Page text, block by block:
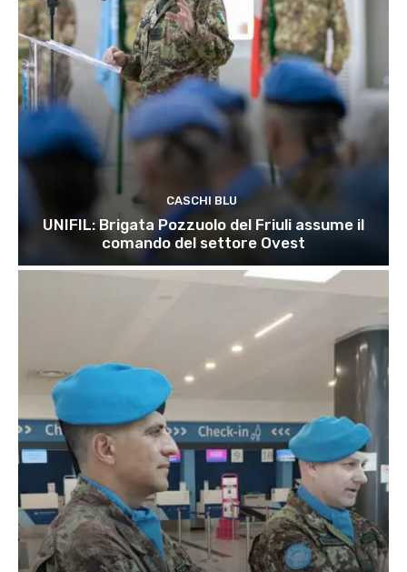
CASCHI BLU
UNIFIL: Brigata Pozzuolo del Friuli assume il
comando del settore Ovest